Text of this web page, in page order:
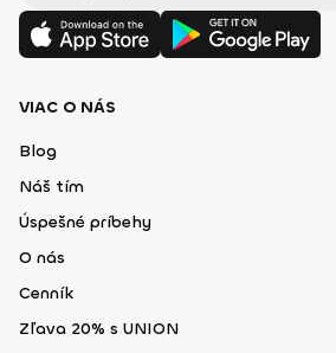
VIAC O NÁS
Blog
Náš tím
Úspešné príbehy
O nás
Cenník
Zľava 20% s UNION